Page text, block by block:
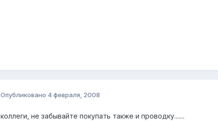
Опубликовано 4 февраля, 2008
коллеги, не забывайте покупать также и проводку.......